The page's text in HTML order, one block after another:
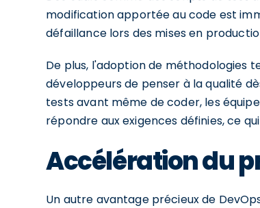
modification apportée au code est
défaillance lors des mises en
De plus, l'adoption de méthodologies
développeurs de penser à la qualité
tests avant même de coder, les
répondre aux exigences définies, ce
Accélération du
Un autre avantage précieux de